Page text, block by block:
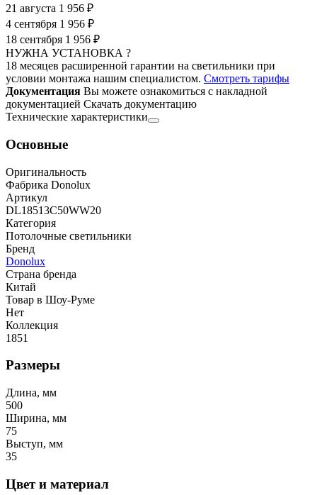
21 августа 1 956 ₽
4 сентября 1 956 ₽
18 сентября 1 956 ₽
НУЖНА УСТАНОВКА ?
18 месяцев расширенной гарантии на светильники при
условии монтажа нашим специалистом. Смотреть тарифы
Документация Вы можете ознакомиться с накладной
документацией Скачать документацию
Технические характеристики
Основные
Оригинальность
Фабрика Donolux
Артикул
DL18513C50WW20
Категория
Потолочные светильники
Бренд
Donolux
Страна бренда
Китай
Товар в Шоу-Руме
Нет
Коллекция
1851
Размеры
Длина, мм
500
Ширина, мм
75
Выступ, мм
35
Цвет и материал